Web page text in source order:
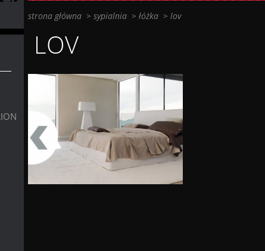
strona główna> sypialnia> łóżka> lov
LOV